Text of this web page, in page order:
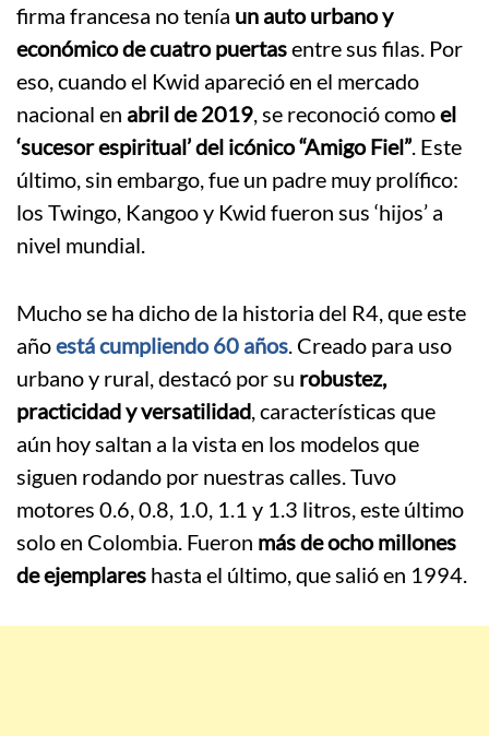
firma francesa no tenía un auto urbano y
económico de cuatro puertasentre sus filas. Por
eso, cuando el Kwid apareció en el mercado
nacional en abril de 2019, se reconoció comoel
‘sucesor espiritual’ del icónico “Amigo Fiel”. Este
último, sin embargo, fue un padre muy prolífico:
los Twingo, Kangoo y Kwid fueron sus ‘hijos’ a
nivel mundial.
Mucho se ha dicho de la historia del R4, que este
añoestá cumpliendo 60 años. Creado para uso
urbano y rural, destacó por su robustez,
practicidad y versatilidad, características que
aún hoy saltan a la vista en los modelos que
siguen rodando por nuestras calles. Tuvo
motores 0.6, 0.8, 1.0, 1.1 y 1.3 litros, este último
solo en Colombia. Fueron más de ocho millones
de ejemplares hasta el último, que salió en 1994.